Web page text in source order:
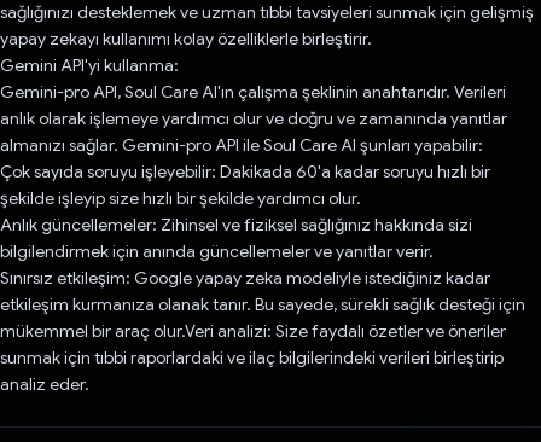
sağlığınızı desteklemek ve uzman tıbbi tavsiyeleri sunmak için gelişmiş
yapay zekayı kullanımı kolay özelliklerle birleştirir.
Gemini API'yi kullanma:
Gemini-pro API, Soul Care AI'ın çalışma şeklinin anahtarıdır. Verileri
anlık olarak işlemeye yardımcı olur ve doğru ve zamanında yanıtlar
almanızı sağlar. Gemini-pro API ile Soul Care AI şunları yapabilir:
Çok sayıda soruyu işleyebilir: Dakikada 60'a kadar soruyu hızlı bir
şekilde işleyip size hızlı bir şekilde yardımcı olur.
Anlık güncellemeler: Zihinsel ve fiziksel sağlığınız hakkında sizi
bilgilendirmek için anında güncellemeler ve yanıtlar verir.
Sınırsız etkileşim: Google yapay zeka modeliyle istediğiniz kadar
etkileşim kurmanıza olanak tanır. Bu sayede, sürekli sağlık desteği için
mükemmel bir araç olur.Veri analizi: Size faydalı özetler ve öneriler
sunmak için tıbbi raporlardaki ve ilaç bilgilerindeki verileri birleştirip
analiz eder.